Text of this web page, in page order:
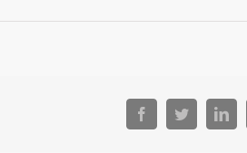
FacebookTwitter